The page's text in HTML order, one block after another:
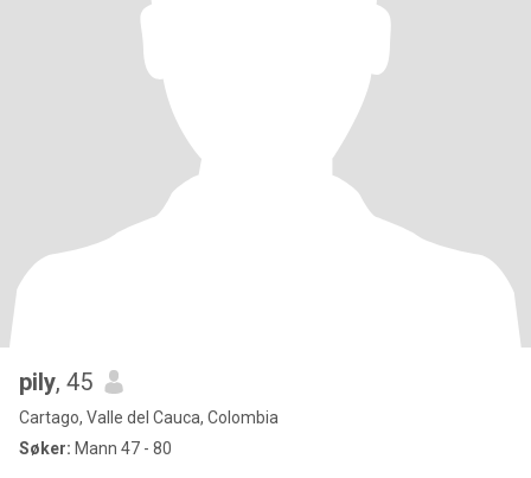
pily, 45
Cartago, Valle del Cauca, Colombia
Søker: Mann 47 - 80